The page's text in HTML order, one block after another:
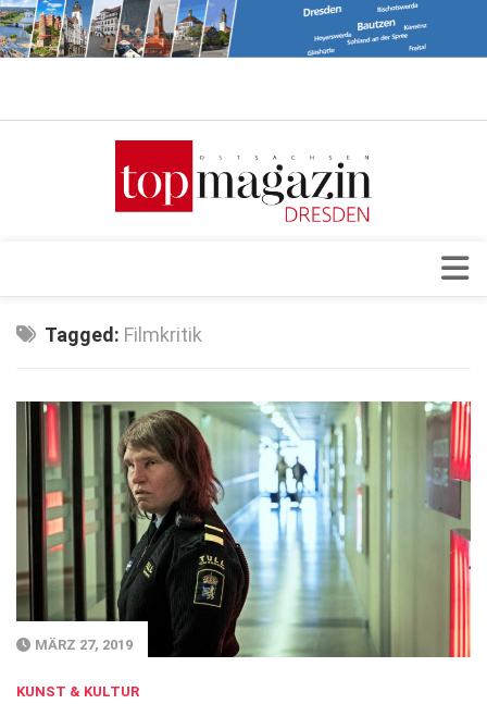
Verkaufsstellen
Top Gesundheitsforum Dresden / Ostsachsen
Geschäft
gesund & schön
Gesellschaft
Kunst & Kultur
Lifestyle
Ausflug & Reise
Tagged: Filmkritik
MÄRZ 27, 2019
KUNST & KULTUR